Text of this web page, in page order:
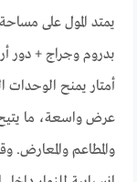
أمتار يمنح
عرض واسعة، ما
والمطاعم والمعارض.